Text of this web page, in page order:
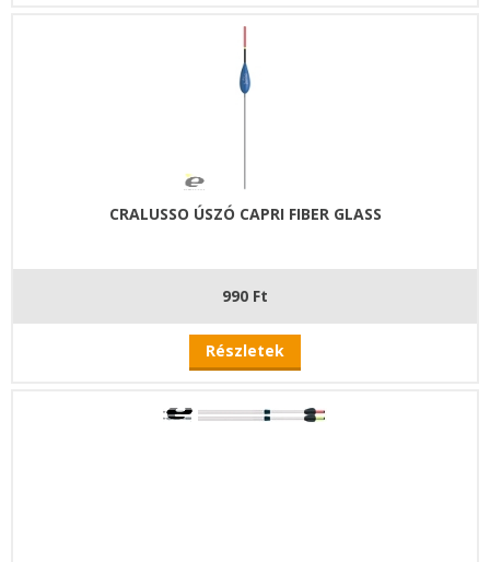
CRALUSSO ÚSZÓ CAPRI FIBER GLASS
990 Ft
Részletek